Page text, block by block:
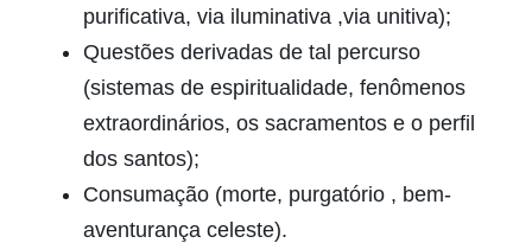
purificativa, via iluminativa ,via unitiva);
Questões derivadas de tal percurso
(sistemas de espiritualidade, fenômenos
extraordinários, os sacramentos e o perfil
dos santos);
Consumação (morte, purgatório , bem-
aventurança celeste).